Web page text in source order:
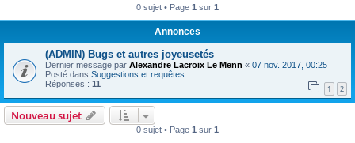
0 sujet • Page 1 sur 1
Annonces
(ADMIN) Bugs et autres joyeusetés
Dernier message par Alexandre Lacroix Le Menn « 07 nov. 2017, 00:25
Posté dans Suggestions et requêtes
Réponses : 11 1 2
Nouveau sujet
0 sujet • Page 1 sur 1